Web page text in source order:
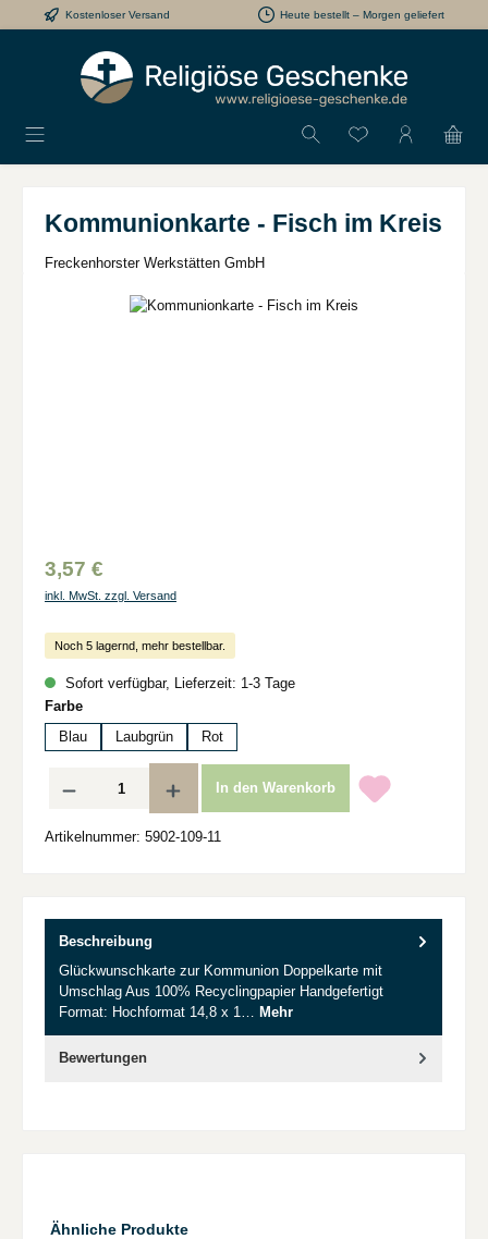
Zum Hauptinhalt springen
Kostenloser Versand Heute bestellt – Morgen geliefert
Du hast 0
Kommunionkarte - Fisch im Kreis
Freckenhorster Werkstätten GmbH
Bildergalerie überspringen
3,57 €
inkl. MwSt. zzgl. Versand
Noch 5 lagernd, mehr bestellbar.
Sofort verfügbar, Lieferzeit: 1-3 Tage
Farbeauswählen
Blau
Laubgrün Rot
Produkt Anzahl: Gib den gewünschten Wert ein oder benutze die Schaltflächen
In den Warenkorb
Artikelnummer: 5902-109-11
Beschreibung
Glückwunschkarte zur Kommunion Doppelkarte mit
Umschlag Aus 100% Recyclingpapier Handgefertigt
Format: Hochformat 14,8 x 1… Mehr
Bewertungen
Produktgalerie überspringen
Ähnliche Produkte